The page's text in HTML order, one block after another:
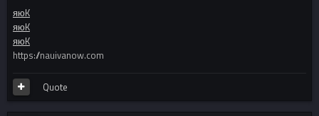
яюK
яюK
яюK
https://nauivanow.com
Quote